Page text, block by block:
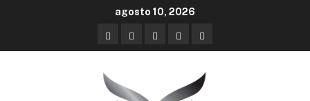
agosto 10, 2026